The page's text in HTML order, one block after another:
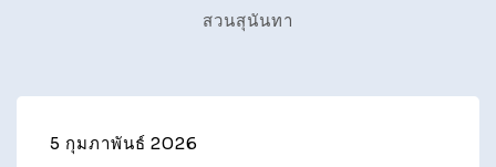
สวนสุนันทา
5 กุมภาพันธ์ 2026